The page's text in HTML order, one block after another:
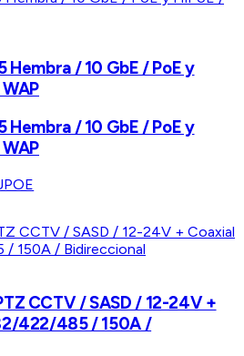
/ 10 GbE / PoE y
/ 10 GbE / PoE y
CCTV / SASD / 12-24V +
422/485 / 150A /